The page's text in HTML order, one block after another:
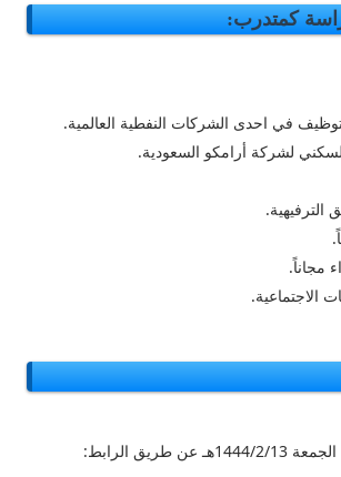
كمتدرب:
في احدى الشركات النفطية العالمية.
لشركة أرامكو السعودية.
الترفيهية.
مجاناً.
الاجتماعية.
عن طريق الرابط: